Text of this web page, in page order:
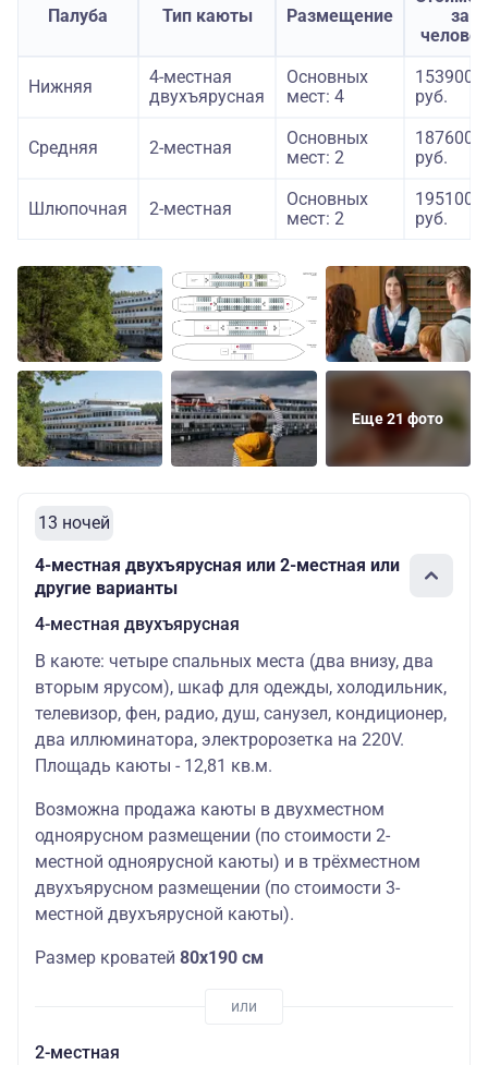
Палуба Тип каюты Размещение
за
Нижняя
4-местная
двухъярусная
Основных
мест: 4
153900
руб.
Средняя 2-местная
Основных
мест: 2
187600
руб.
Шлюпочная 2-местная
Основных
мест: 2
195100
руб.
Еще 21 фото
13 ночей
4-местная двухъярусная или 2-местная или
другие варианты
4-местная двухъярусная
В каюте: четыре спальных места (два внизу, два
вторым ярусом), шкаф для одежды, холодильник,
телевизор, фен, радио, душ, санузел, кондиционер,
два иллюминатора, электророзетка на 220V.
Площадь каюты - 12,81 кв.м.
Возможна продажа каюты в двухместном
одноярусном размещении (по стоимости 2-
местной одноярусной каюты) и в трёхместном
двухъярусном размещении (по стоимости 3-
местной двухъярусной каюты).
Размер кроватей 80х190 см
2-местная